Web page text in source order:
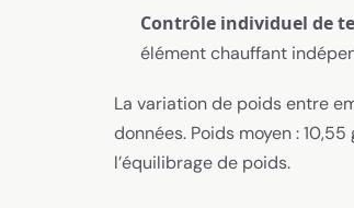
Contrôle individuel de
élément chauffant
La variation de poids entre
données. Poids moyen :
l’équilibrage de poids.